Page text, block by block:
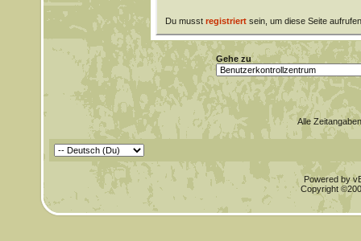
Du musst registriertsein, um diese Seite
Gehe zu
Alle
Powered by
Copyright